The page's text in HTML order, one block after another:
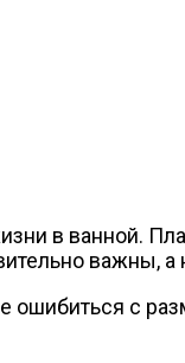
в ванной.
важны,
ошибиться с